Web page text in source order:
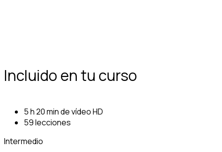
Incluido en tu curso
5 h 20 min de vídeo HD
59 lecciones
Intermedio